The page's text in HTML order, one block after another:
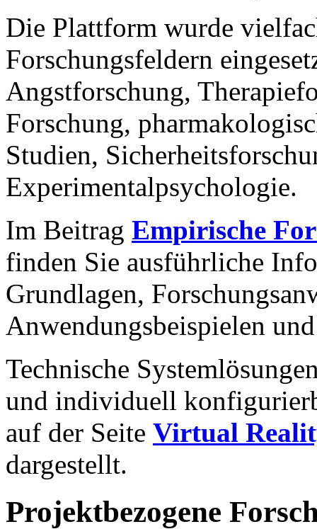
Die Plattform wurde
Forschungsfeldern
Angstforschung,
Forschung,
Studien,
Experimentalpsychologie.
Im Beitrag Empirische
finden Sie ausführliche
Grundlagen,
Anwendungsbeispielen
Technische
und individuell
auf der Seite Virtual
dargestellt.
Projektbezogene